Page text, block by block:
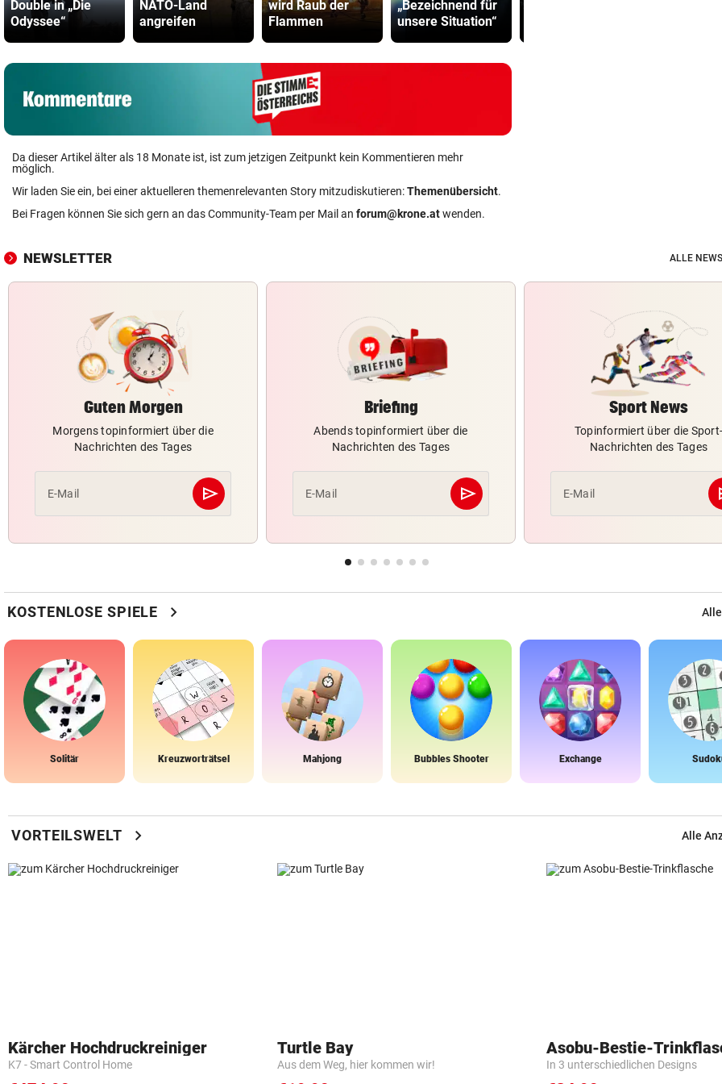
Double in „Die
Odyssee“
NATO-Land
angreifen
wird Raub der
Flammen
„Bezeichnend für
unsere Situation“
Da dieser Artikel älter als 18 Monate ist, ist zum jetzigen Zeitpunkt kein Kommentieren mehr
möglich.
Wir laden Sie ein, bei einer aktuelleren themenrelevanten Story mitzudiskutieren:Themenübersicht.
Bei Fragen können Sie sich gern an das Community-Team per Mail an forum@krone.atwenden.
NEWSLETTER ALLE
Guten Morgen
Morgens topinformiert über die
Nachrichten des Tages
E-Mail send
Abschicken
Briefing
Abends topinformiert über die
Nachrichten des Tages
E-Mail send
Abschicken
Sport News
Topinformiert über die Sport-
Nachrichten des Tages
E-Mail
KOSTENLOSE SPIELE chevron_right
Solitär Kreuzworträtsel Mahjong Bubbles Shooter Exchange
VORTEILSWELT chevron_right Alle
Kärcher Hochdruckreiniger
K7 - Smart Control Home
Turtle Bay
Aus dem Weg, hier kommen wir!
Asobu-Bestie-
In 3 unterschiedlichen Designs